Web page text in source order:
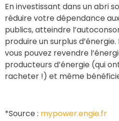
En investissant dans un abri
réduire votre dépendance
publics, atteindre
produire un surplus
vous pouvez revendre
producteurs d’énergie (qui
racheter !) et même
*Source : mypower.engie.fr